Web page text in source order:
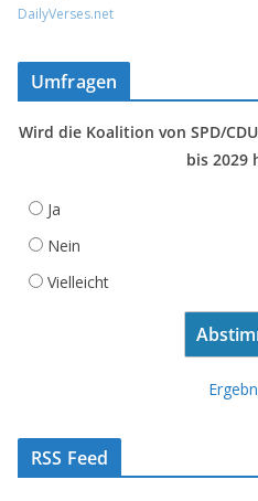
DailyVerses.net
Umfragen
Wird die Koalition von SPD/
bis 2029
Ja
Nein
Vielleicht
RSS Feed